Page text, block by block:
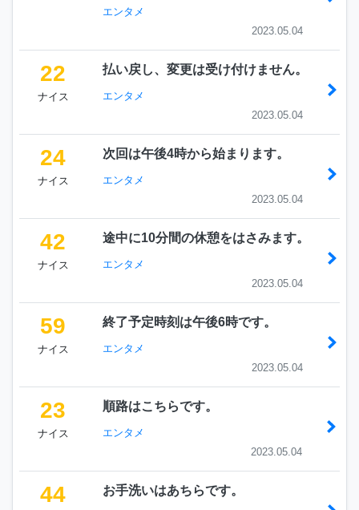
エンタメ
2023.05.04
22
ナイス
払い戻し、変更は受け付けません。
エンタメ
2023.05.04
24
ナイス
次回は午後4時から始まります。
エンタメ
2023.05.04
42
ナイス
途中に10分間の休憩をはさみます。
エンタメ
2023.05.04
59
ナイス
終了予定時刻は午後6時です。
エンタメ
2023.05.04
23
ナイス
順路はこちらです。
エンタメ
2023.05.04
44 お手洗いはあちらです。